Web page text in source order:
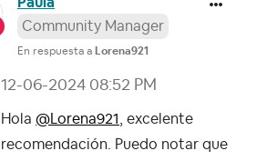
Paula
Community Manager
En respuesta a Lorena921
‎12-06-2024 08:52 PM
Hola @Lorena921 , excelente
recomendación. Puedo notar que